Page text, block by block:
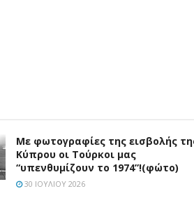
Με φωτογραφίες της εισβολής
Κύπρου οι Τούρκοι μας
“υπενθυμίζουν το 1974”!(φώτο)
30 ΙΟΥΛΊΟΥ 2026